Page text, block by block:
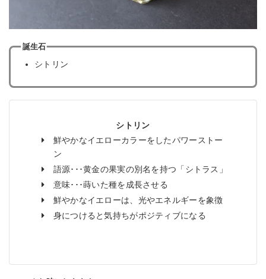
誕生石
シトリン
シトリン
鮮やかなイエローカラーをしたパワーストー
ン
語源･･･黄金の果実の別名を持つ「シトラス」
意味･･･蒔いた種を成長させる
鮮やかなイエローは、光やエネルギーを象徴
身につけると気持ちがポジティブになる